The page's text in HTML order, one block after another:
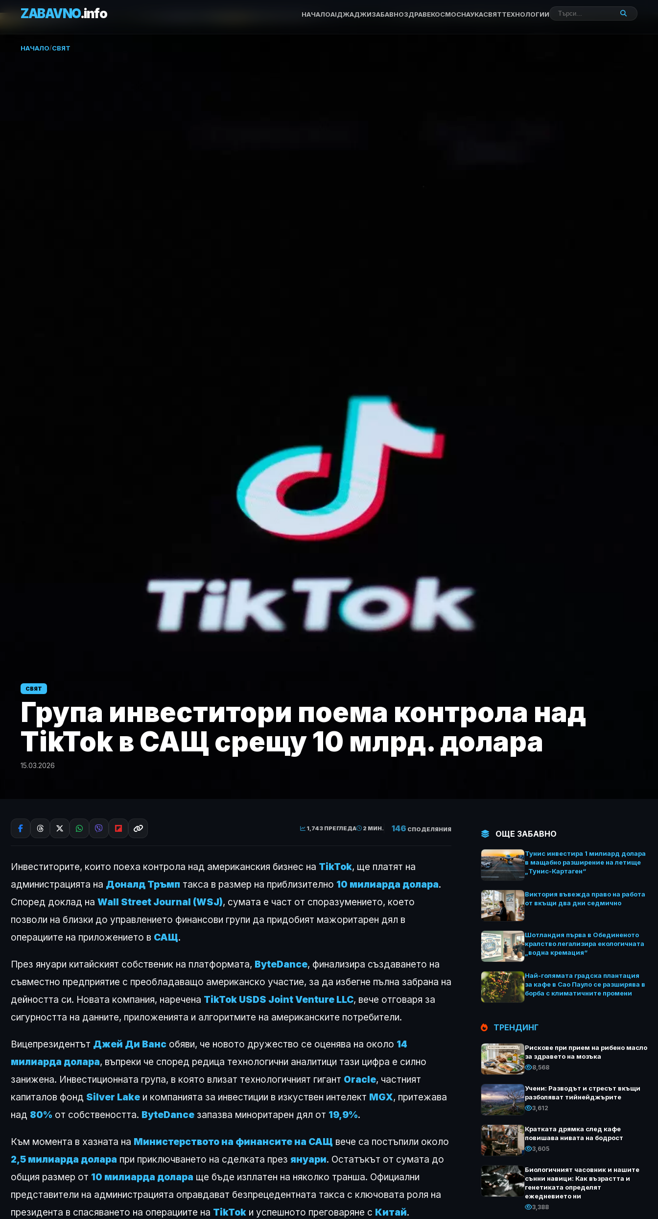
ZABAVNO.info НАЧАЛОAIДЖАДЖИЗАБАВНОЗДРАВЕКОСМОСНАУКАСВЯТТЕХНОЛОГИИ
НАЧАЛО/СВЯТ
СВЯТ
Група инвеститори поема контрола над
TikTok в САЩ срещу 10 млрд. долара
15.03.2026
1,743 ПРЕГЛЕДА 2 МИН. 146 СПОДЕЛЯНИЯ
Инвеститорите, които поеха контрола над американския бизнес на TikTok, ще платят на
администрацията на Доналд Тръмп такса в размер на приблизително 10 милиарда долара.
Според доклад на Wall Street Journal (WSJ), сумата е част от споразумението, което
позволи на близки до управлението финансови групи да придобият мажоритарен дял в
операциите на приложението в САЩ.
През януари китайският собственик на платформата, ByteDance, финализира създаването на
съвместно предприятие с преобладаващо американско участие, за да избегне пълна забрана на
дейността си. Новата компания, наречена TikTok USDS Joint Venture LLC, вече отговаря за
сигурността на данните, приложенията и алгоритмите на американските потребители.
Вицепрезидентът Джей Ди Ванс обяви, че новото дружество се оценява на около 14
милиарда долара, въпреки че според редица технологични аналитици тази цифра е силно
занижена. Инвестиционната група, в която влизат технологичният гигант Oracle, частният
капиталов фонд Silver Lake и компанията за инвестиции в изкуствен интелект MGX, притежава
над 80% от собствеността. ByteDance запазва миноритарен дял от 19,9%.
Към момента в хазната на Министерството на финансите на САЩ вече са постъпили около
2,5 милиарда долара при приключването на сделката през януари. Остатъкът от сумата до
общия размер от 10 милиарда долара ще бъде изплатен на няколко транша. Официални
представители на администрацията оправдават безпрецедентната такса с ключовата роля на
президента в спасяването на операциите на TikTok и успешното преговаряне с Китай.
ОЩЕ ЗАБАВНО
Тунис инвестира 1 милиард долара
в мащабно разширение на летище
„Тунис-Картаген“
Виктория въвежда право на работа
от вкъщи два дни седмично
Шотландия първа в Обединеното
кралство легализира екологичната
„водна кремация“
Най-голямата градска плантация
за кафе в Сао Пауло се разширява в
борба с климатичните промени
ТРЕНДИНГ
Рискове при прием на рибено масло
за здравето на мозъка
8,568
Учени: Разводът и стресът вкъщи
разболяват тийнейджърите
3,612
Кратката дрямка след кафе
повишава нивата на бодрост
3,605
Биологичният часовник и нашите
сънни навици: Как възрастта и
генетиката определят
ежедневието ни
3,388